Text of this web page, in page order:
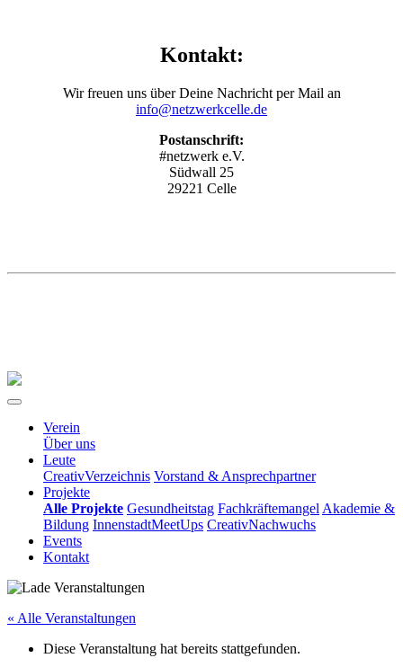
Kontakt:
Wir freuen uns über Deine Nachricht per Mail an
info@netzwerkcelle.de
Postanschrift:
#netzwerk e.V.
Südwall 25
29221 Celle
Verein
Über uns
Leute
CreativVerzeichnis Vorstand & Ansprechpartner
Projekte
Alle Projekte Gesundheitstag Fachkräftemangel Akademie &
Bildung InnenstadtMeetUps CreativNachwuchs
Events
Kontakt
« Alle Veranstaltungen
Diese Veranstaltung hat bereits stattgefunden.